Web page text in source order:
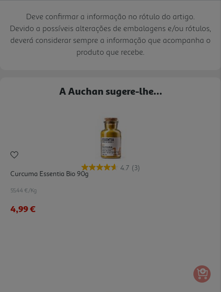
Deve confirmar a informação no rótulo do artigo.
Devido a possíveis alterações de embalagens e/ou rótulos,
deverá considerar sempre a informação que acompanha o
produto que recebe.
A Auchan sugere-lhe...
4.7 (3)
Curcuma Essentia Bio 90g
55.44 €/Kg
4,99 €